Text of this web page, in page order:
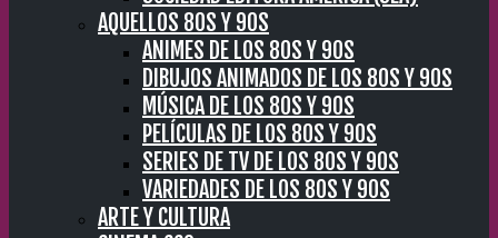
AQUELLOS 80S Y 90S
ANIMES DE LOS 80S Y 90S
DIBUJOS ANIMADOS DE LOS 80S Y 90S
MÚSICA DE LOS 80S Y 90S
PELÍCULAS DE LOS 80S Y 90S
SERIES DE TV DE LOS 80S Y 90S
VARIEDADES DE LOS 80S Y 90S
ARTE Y CULTURA